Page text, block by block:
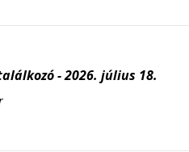
- 2026. július 18.